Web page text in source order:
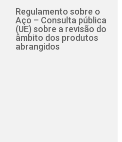
Regulamento sobre o
Aço – Consulta pública
(UE) sobre a revisão do
âmbito dos produtos
abrangidos